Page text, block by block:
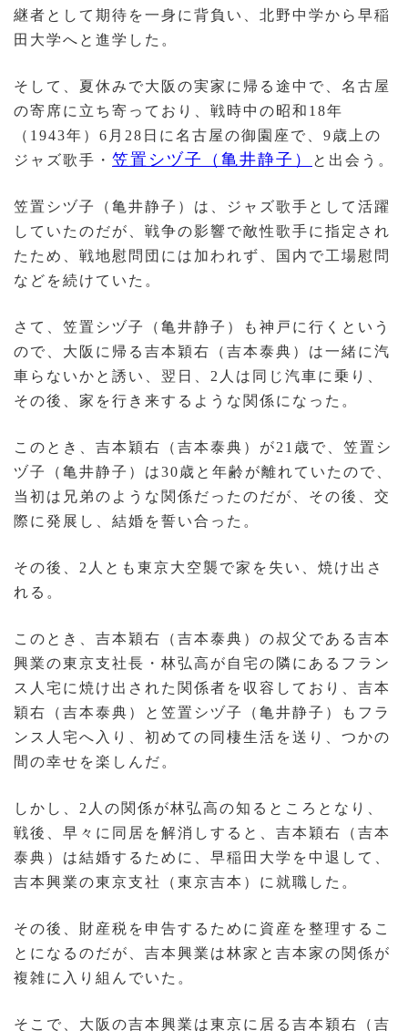
継者として期待を一身に背負い、北野中学から早稲
田大学へと進学した。
そして、夏休みで大阪の実家に帰る途中で、名古屋
の寄席に立ち寄っており、戦時中の昭和18年
（1943年）6月28日に名古屋の御園座で、9歳上の
ジャズ歌手・ 笠置シヅ子（亀井静子） と出会う。
笠置シヅ子（亀井静子）は、ジャズ歌手として活躍
していたのだが、戦争の影響で敵性歌手に指定され
たため、戦地慰問団には加われず、国内で工場慰問
などを続けていた。
さて、笠置シヅ子（亀井静子）も神戸に行くという
ので、大阪に帰る吉本穎右（吉本泰典）は一緒に汽
車らないかと誘い、翌日、2人は同じ汽車に乗り、
その後、家を行き来するような関係になった。
このとき、吉本穎右（吉本泰典）が21歳で、笠置シ
ヅ子（亀井静子）は30歳と年齢が離れていたので、
当初は兄弟のような関係だったのだが、その後、交
際に発展し、結婚を誓い合った。
その後、2人とも東京大空襲で家を失い、焼け出さ
れる。
このとき、吉本穎右（吉本泰典）の叔父である吉本
興業の東京支社長・林弘高が自宅の隣にあるフラン
ス人宅に焼け出された関係者を収容しており、吉本
穎右（吉本泰典）と笠置シヅ子（亀井静子）もフラ
ンス人宅へ入り、初めての同棲生活を送り、つかの
間の幸せを楽しんだ。
しかし、2人の関係が林弘高の知るところとなり、
戦後、早々に同居を解消しすると、吉本穎右（吉本
泰典）は結婚するために、早稲田大学を中退して、
吉本興業の東京支社（東京吉本）に就職した。
その後、財産税を申告するために資産を整理するこ
とになるのだが、吉本興業は林家と吉本家の関係が
複雑に入り組んでいた。
そこで、大阪の吉本興業は東京に居る吉本穎右（吉